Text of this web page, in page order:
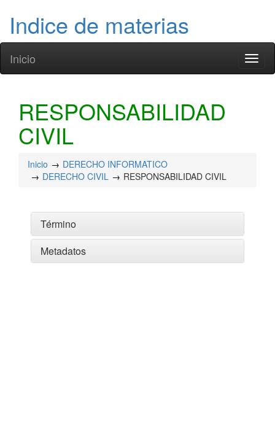
Indice de materias
Inicio
RESPONSABILIDAD
CIVIL
Inicio
DERECHO INFORMATICO
DERECHO CIVIL
RESPONSABILIDAD CIVIL
Término
Metadatos